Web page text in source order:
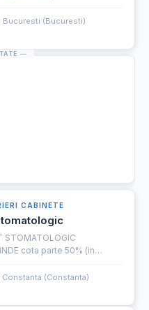
afla la demisol laborator de
Bucuresti (Bucuresti)
CABINETE
STOMATOLOGIC
cota parte 50% (in
(inclusiv cota parte
în Constanta, in cadrul
Constanta (Constanta)